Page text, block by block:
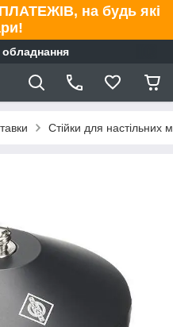
на будь які
обладнання
Стійки для настільних